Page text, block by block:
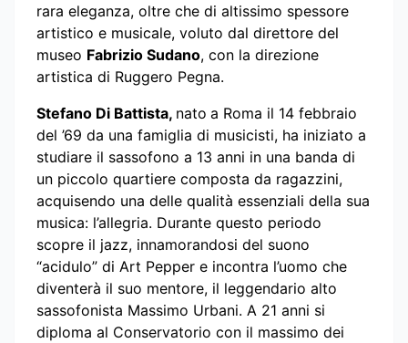
rara eleganza, oltre che di altissimo spessore
artistico e musicale, voluto dal direttore del
museo Fabrizio Sudano, con la direzione
artistica di Ruggero Pegna.
Stefano Di Battista, nato a Roma il 14 febbraio
del ’69 da una famiglia di musicisti, ha iniziato a
studiare il sassofono a 13 anni in una banda di
un piccolo quartiere composta da ragazzini,
acquisendo una delle qualità essenziali della sua
musica: l’allegria. Durante questo periodo
scopre il jazz, innamorandosi del suono
“acidulo” di Art Pepper e incontra l’uomo che
diventerà il suo mentore, il leggendario alto
sassofonista Massimo Urbani. A 21 anni si
diploma al Conservatorio con il massimo dei